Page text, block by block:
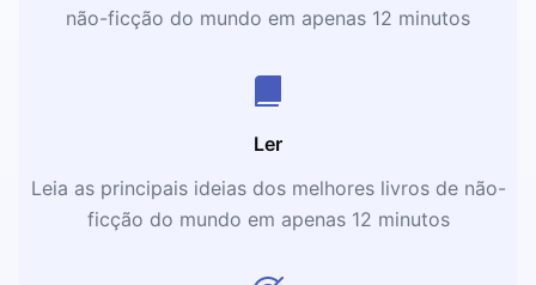
não-ficção do mundo em apenas 12 minutos
Ler
Leia as principais ideias dos melhores livros de não-
ficção do mundo em apenas 12 minutos